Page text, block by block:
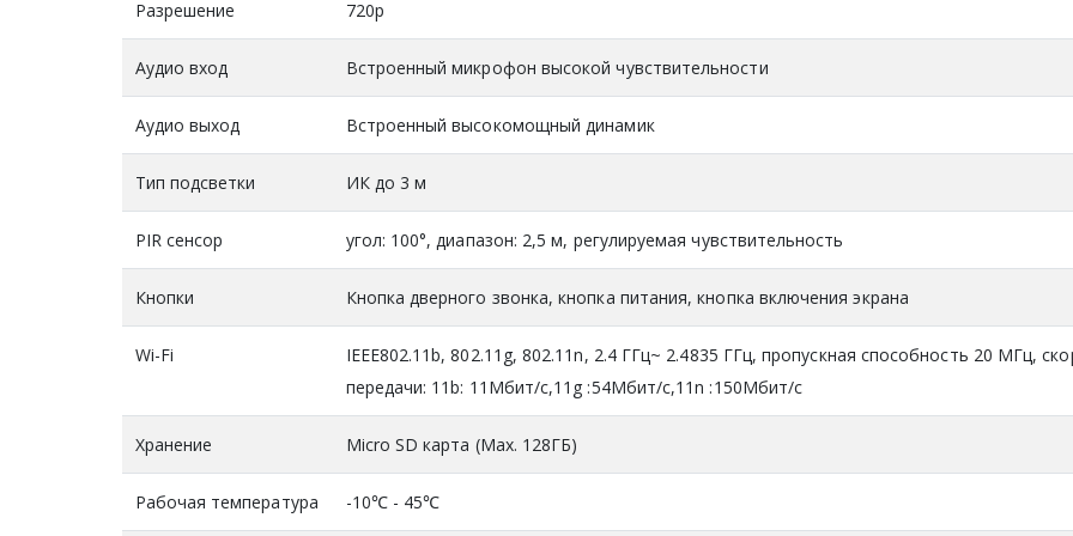
Разрешение 720р
Аудио вход Встроенный микрофон высокой чувствительности
Аудио выход Встроенный высокомощный динамик
Тип подсветки ИК до 3 м
PIR сенсор угол: 100°, диапазон: 2,5 м, регулируемая чувствительность
Кнопки Кнопка дверного звонка, кнопка питания, кнопка включения экрана
Wi-Fi
IEEE802.11b, 802.11g, 802.11n, 2.4 ГГц~ 2.4835 ГГц, пропускная способность 20 МГц,
передачи: 11b: 11Mбит/с,11g :54Mбит/с,11n :150Mбит/с
Хранение Micro SD карта (Max. 128ГБ)
Рабочая температура -10℃ - 45℃